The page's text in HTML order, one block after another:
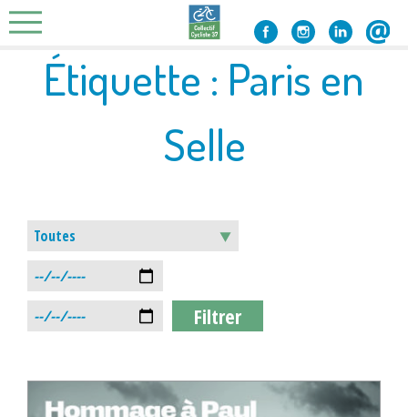
Skip
to
Étiquette : Paris en
Selle